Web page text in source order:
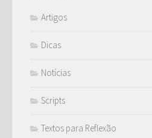
Artigos
Dicas
Notícias
Scripts
Textos para Reflexão